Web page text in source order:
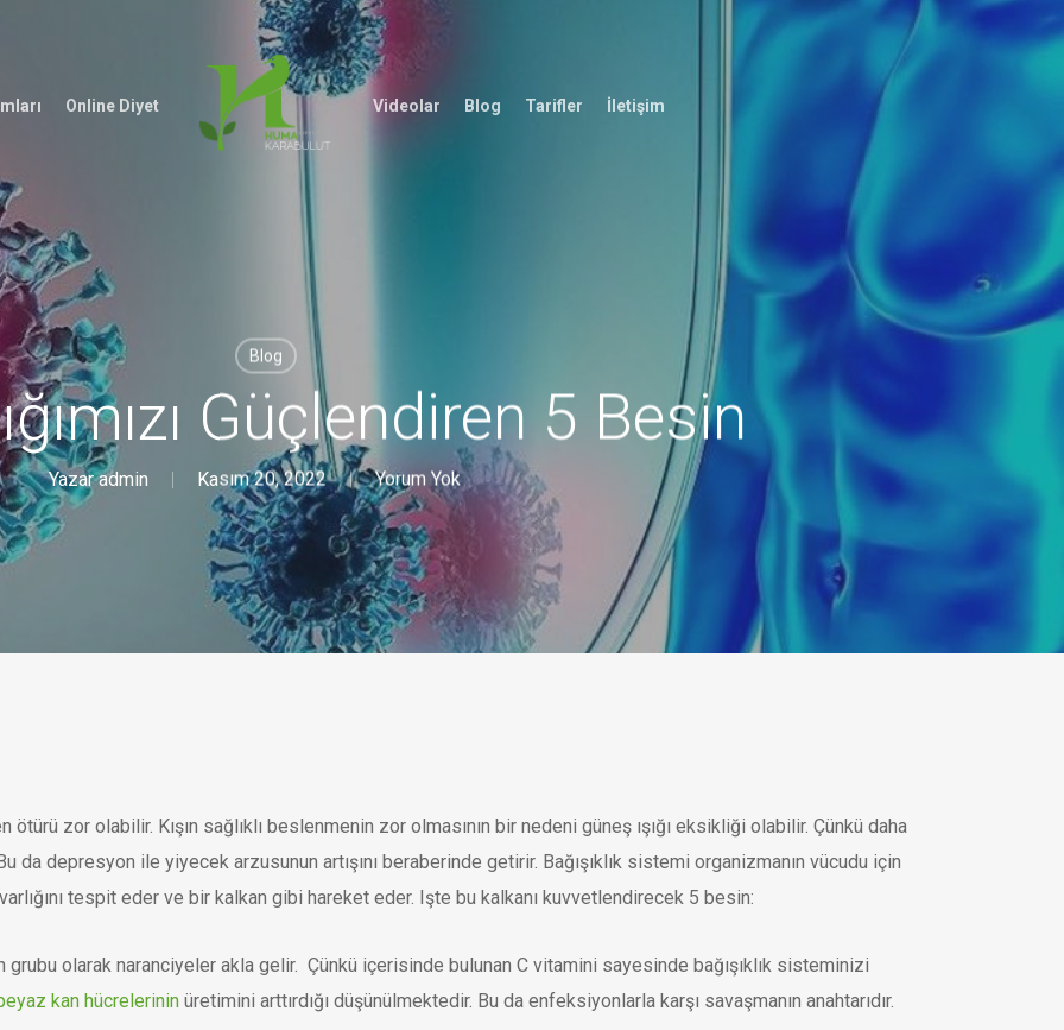
Online Diyet Videolar Blog Tarifler İletişim
Blog
Güçlendiren 5 Besin
Yazar admin Kasım 20, 2022 Yorum Yok
ötürü zor olabilir. Kışın sağlıklı beslenmenin zor olmasının bir nedeni güneş ışığı eksikliği olabilir. Çünkü daha
da depresyon ile yiyecek arzusunun artışını beraberinde getirir. Bağışıklık sistemi organizmanın vücudu için
tespit eder ve bir kalkan gibi hareket eder. Işte bu kalkanı kuvvetlendirecek 5 besin:
grubu olarak naranciyeler akla gelir. Çünkü içerisinde bulunan C vitamini sayesinde bağışıklık sisteminizi
kan hücrelerinin üretimini arttırdığı düşünülmektedir. Bu da enfeksiyonlarla karşı savaşmanın anahtarıdır.